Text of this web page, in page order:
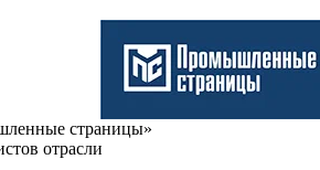
страницы»
отрасли